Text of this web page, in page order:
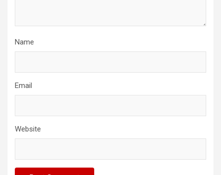
Name
Email
Website